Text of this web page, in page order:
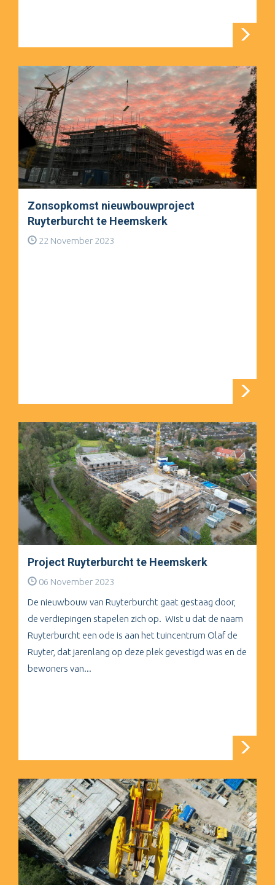
Zonsopkomst nieuwbouwproject
Ruyterburcht te Heemskerk
22 November 2023
Project Ruyterburcht te Heemskerk
06 November 2023
De nieuwbouw van Ruyterburcht gaat gestaag door,
de verdiepingen stapelen zich op. Wist u dat de naam
Ruyterburcht een ode is aan het tuincentrum Olaf de
Ruyter, dat jarenlang op deze plek gevestigd was en de
bewoners van...